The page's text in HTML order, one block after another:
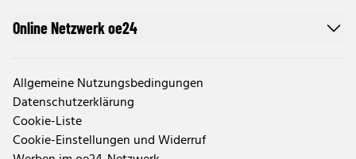
Online Netzwerk oe24
Allgemeine Nutzungsbedingungen
Datenschutzerklärung
Cookie-Liste
Cookie-Einstellungen und Widerruf